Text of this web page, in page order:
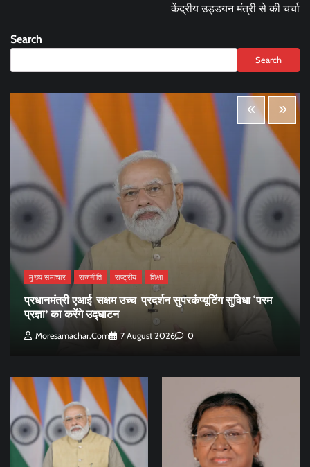
केंद्रीय उड्डयन मंत्री से की चर्चा
Search
Search
मुख्य समाचार राजनीति राष्ट्रीय शिक्षा
प्रधानमंत्री एआई-सक्षम उच्च-प्रदर्शन सुपरकंप्यूटिंग सुविधा ‘परम
प्रज्ञा’ का करेंगे उद्घाटन
Moresamachar.com 7 August 2026 0